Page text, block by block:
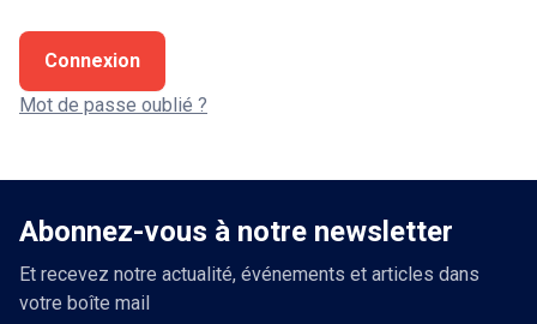
Connexion
Mot de passe oublié ?
Abonnez-vous à notre newsletter
Et recevez notre actualité, événements et articles dans
votre boîte mail